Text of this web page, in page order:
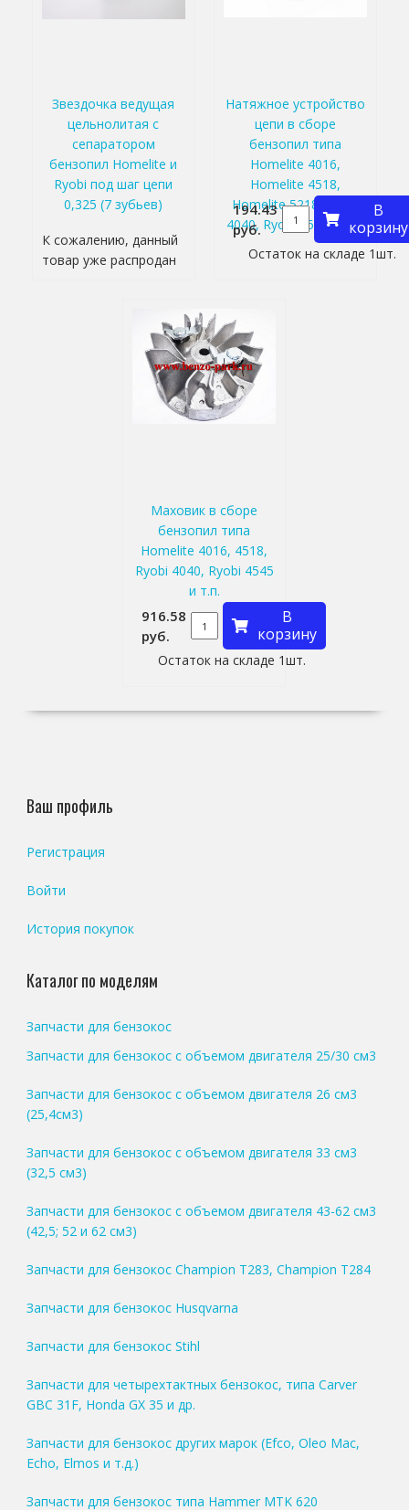
Звездочка ведущая
цельнолитая с
сепаратором
бензопил Homelite и
Ryobi под шаг цепи
0,325 (7 зубьев)
К сожалению, данный
товар уже распродан
Натяжное устройство
цепи в сборе
бензопил типа
Homelite 4016,
Homelite 4518,
Homelite 5218, Ryobi
4040, Ryobi 4545 и т.п.
194.43
руб.
В
корзину
Остаток на складе 1шт.
Маховик в сборе
бензопил типа
Homelite 4016, 4518,
Ryobi 4040, Ryobi 4545
и т.п.
916.58
руб.
В
корзину
Остаток на складе 1шт.
Ваш профиль
Регистрация
Войти
История покупок
Каталог по моделям
Запчасти для бензокос
Запчасти для бензокос с объемом двигателя 25/30 см3
Запчасти для бензокос с объемом двигателя 26 см3
(25,4см3)
Запчасти для бензокос с объемом двигателя 33 см3
(32,5 см3)
Запчасти для бензокос с объемом двигателя 43-62 см3
(42,5; 52 и 62 см3)
Запчасти для бензокос Champion T283, Champion T284
Запчасти для бензокос Husqvarna
Запчасти для бензокос Stihl
Запчасти для четырехтактных бензокос, типа Carver
GBC 31F, Honda GX 35 и др.
Запчасти для бензокос других марок (Efco, Oleo Mac,
Echo, Elmos и т.д.)
Запчасти для бензокос типа Hammer MTK 620